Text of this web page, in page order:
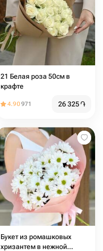
21 Белая роза 50см в
крафте
4.90971 26 325֏
Букет из ромашковых
хризантем в нежной